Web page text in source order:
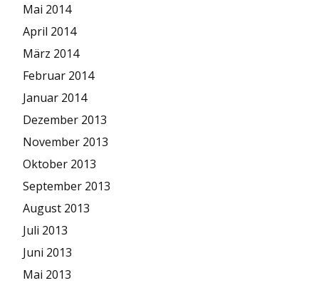
Mai 2014
April 2014
März 2014
Februar 2014
Januar 2014
Dezember 2013
November 2013
Oktober 2013
September 2013
August 2013
Juli 2013
Juni 2013
Mai 2013